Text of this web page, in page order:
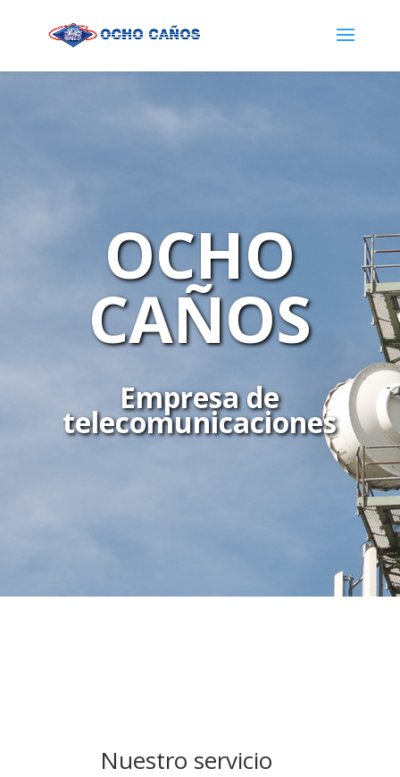
OCHO
CAÑOS
Empresa de
telecomunicaciones
Nuestro servicio